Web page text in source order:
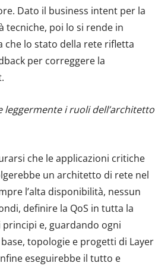
Dato il business intent per la
tecniche, poi lo si rende in
che lo stato della rete rifletta
per correggere la
leggermente i ruoli dell’architetto
che le applicazioni critiche
un architetto di rete nel
l’alta disponibilità, nessun
definire la QoS in tutta la
e, guardando ogni
topologie e progetti di Layer
eseguirebbe il tutto e